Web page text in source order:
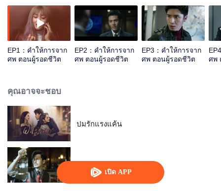
เปิด APP
เสียงคนตาย
EP1：คำให้การจาก
ศพ ตอนผู้รอดชีวิต
EP2：คำให้การจาก
ศพ ตอนผู้รอดชีวิต
EP3：คำให้การจาก
ศพ ตอนผู้รอดชีวิต
ศพ
คุณอาจจะชอบ
ปมรักแรงแค้น